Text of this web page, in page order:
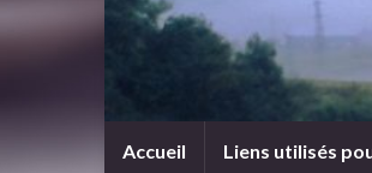
Accueil Liens utilisés